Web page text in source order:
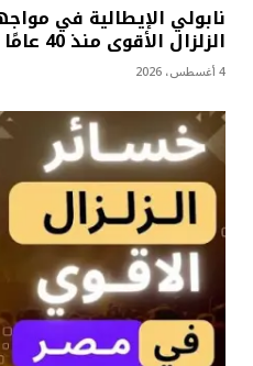
نابولي الإيطالية في
الزلزال الأقوى منذ 40 عامًا
4 أغسطس، 2026